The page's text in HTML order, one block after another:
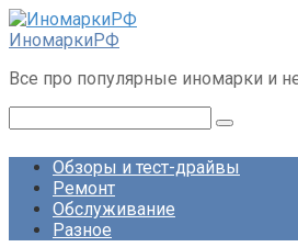
Перейти
к
ИномаркиРФ
Все про популярные иномарки и
Обзоры и тест-драйвы
Ремонт
Обслуживание
Разное